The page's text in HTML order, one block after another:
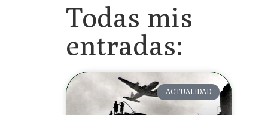
Todas mis
entradas:
ACTUALIDAD